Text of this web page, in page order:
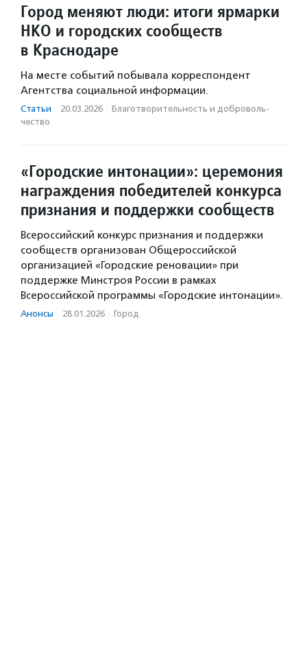
Город меняют люди: итоги ярмарки
НКО и городских сообществ
в Краснодаре
На месте событий побывала корреспондент
Агентства социальной информации.
Статьи · 20.03.2026 · Благотвори­тель­ность и доброволь­
чест­во
«Городские интонации»: церемония
награждения победителей конкурса
признания и поддержки сообществ
Всероссийский конкурс признания и поддержки
сообществ организован Общероссийской
организацией «Городские реновации» при
поддержке Минстроя России в рамках
Всероссийской программы «Городские интонации».
Анонсы · 28.01.2026 · Город